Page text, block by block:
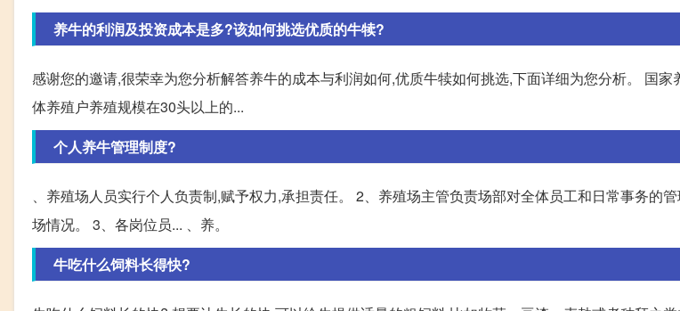
养牛的利润及投资成本是多?该如何挑选优质的牛犊?
感谢您的邀请,很荣幸为您分析解答养牛的成本与利润如何,优质牛犊如何挑选,下面详细为您分析。 国
体养殖户养殖规模在30头以上的...
个人养牛管理制度?
、养殖场人员实行个人负责制,赋予权力,承担责任。 2、养殖场主管负责场部对全体员工和日常事务的
场情况。 3、各岗位员... 、养。
牛吃什么饲料长得快?